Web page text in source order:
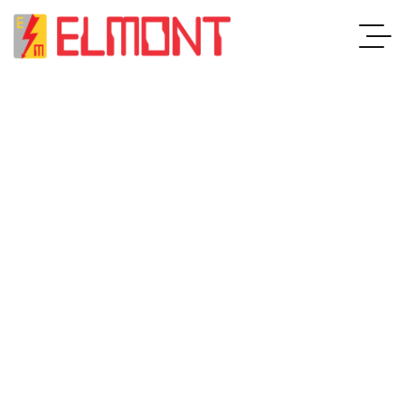
I ISKUSTVO PAMETNA I EFIKASNA